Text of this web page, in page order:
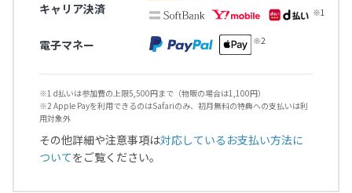
キャリア決済
電子マネー
※1 d払いは参加費の上限5,500円まで（物販の場合は1,100円）
※2 Apple Payを利用できるのはSafariのみ、初月無料の特典への支払いは利
用対象外
その他詳細や注意事項は対応しているお支払い方法に
ついてをご覧ください。